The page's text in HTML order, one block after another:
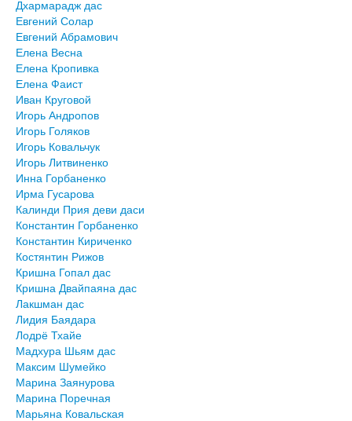
Дхармарадж дас
Евгений Солар
Евгений Абрамович
Елена Весна
Елена Кропивка
Елена Фаист
Иван Круговой
Игорь Андропов
Игорь Голяков
Игорь Ковальчук
Игорь Литвиненко
Инна Горбаненко
Ирма Гусарова
Калинди Прия деви даси
Константин Горбаненко
Константин Кириченко
Костянтин Рижов
Кришна Гопал дас
Кришна Двайпаяна дас
Лакшман дас
Лидия Баядара
Лодрё Тхайе
Мадхура Шьям дас
Максим Шумейко
Марина Заянурова
Марина Поречная
Марьяна Ковальская